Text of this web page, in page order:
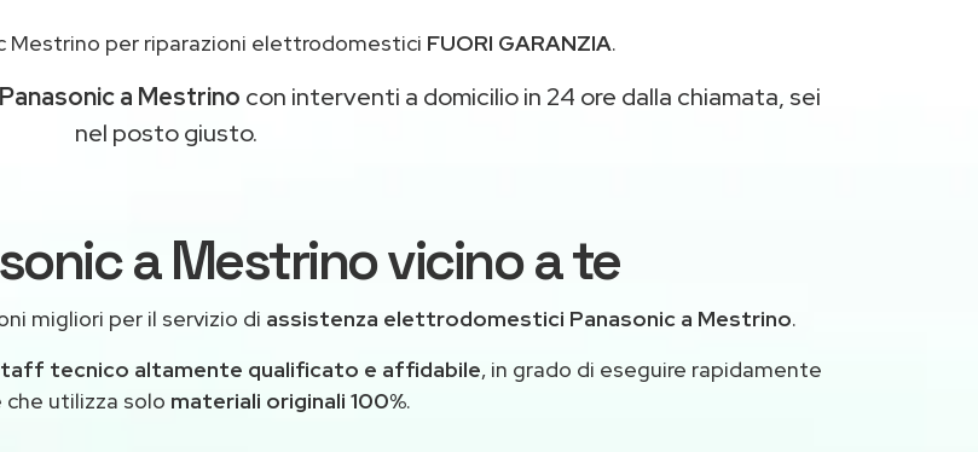
Mestrino per riparazioni elettrodomestici FUORI GARANZIA.
a Mestrino con interventi a domicilio in 24 ore dalla chiamata, sei
nel posto giusto.
a Mestrino vicino a te
migliori per il servizio di assistenza elettrodomestici Panasonic a Mestrino.
tecnico altamente qualificato e affidabile, in grado di eseguire rapidamente
che utilizza solo materiali originali 100%.